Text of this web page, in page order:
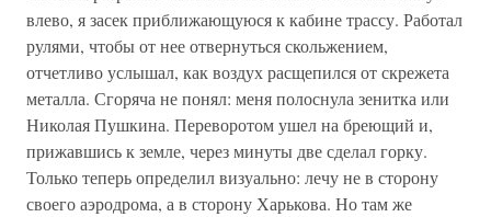
влево, я засек приближающуюся к кабине трассу. Работал
рулями, чтобы от нее отвернуться скольжением,
отчетливо услышал, как воздух расщепился от скрежета
металла. Сгоряча не понял: меня полоснула зенитка или
Николая Пушкина. Переворотом ушел на бреющий и,
прижавшись к земле, через минуты две сделал горку.
Только теперь определил визуально: лечу не в сторону
своего аэродрома, а в сторону Харькова. Но там же